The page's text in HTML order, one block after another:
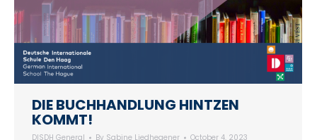
DIE BUCHHANDLUNG HINTZEN
KOMMT!
DISDH General By Sabine Liedhegener October 4, 2023